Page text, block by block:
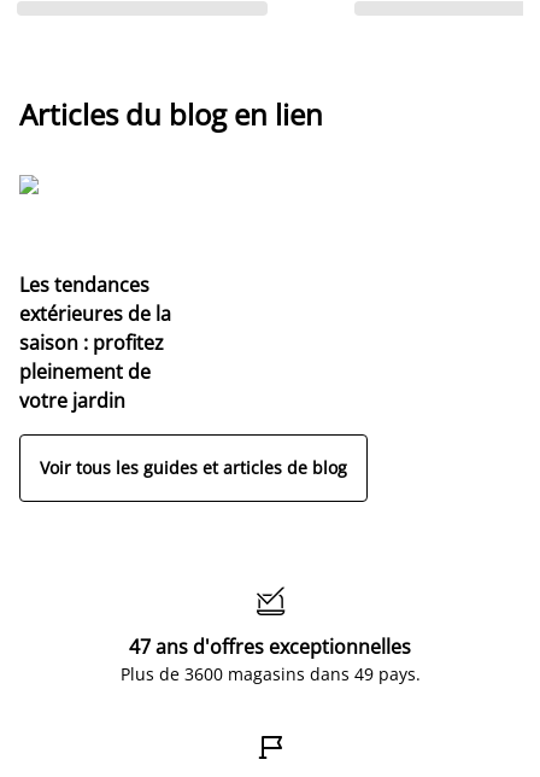
Articles du blog en lien
Les tendances
extérieures de la
saison : profitez
pleinement de
votre jardin
Voir tous les guides et articles de blog

47 ans d'offres exceptionnelles
Plus de 3600 magasins dans 49 pays.
